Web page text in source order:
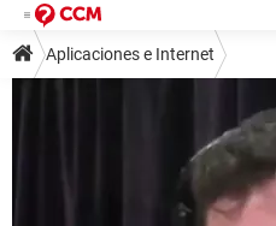
Aplicaciones e Internet